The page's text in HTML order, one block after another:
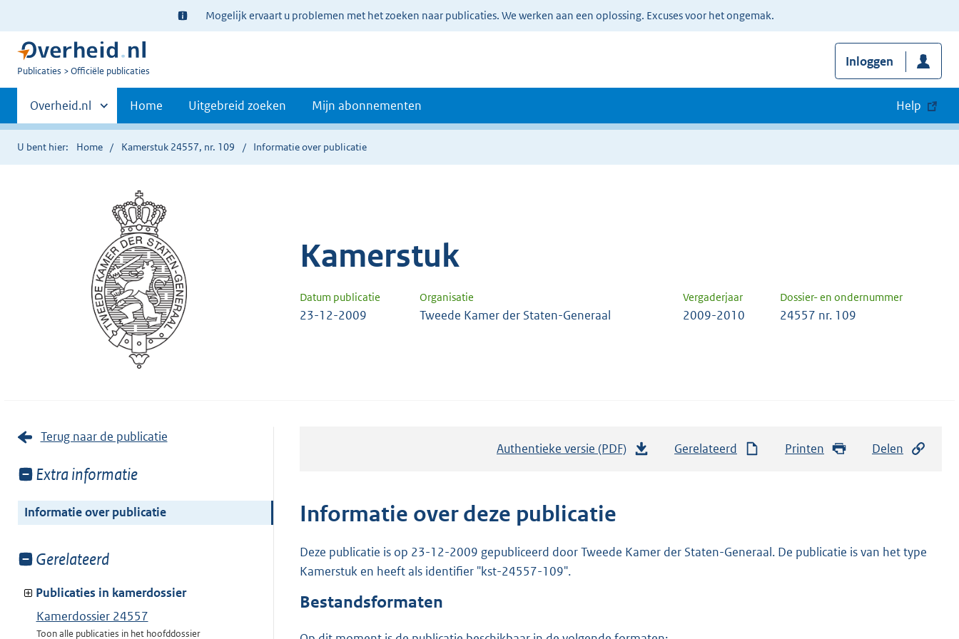
Ter
informatie:
Mogelijk ervaart u problemen met het zoeken naar publicaties. We werken aan een oplossing. Excuses voor het ongemak.
U
Publicaties Officiële publicaties
Inloggen
Primaire
navigatie
Andere
sites
binnen
Overheid.nl Home Uitgebreid zoeken Mijn abonnementen Help
U bent hier: Home Kamerstuk 24557, nr. 109 Informatie over publicatie
Kamerstuk
Datum publicatie Organisatie Vergaderjaar Dossier- en ondernummer
23-12-2009 Tweede Kamer der Staten-Generaal 2009-2010 24557 nr. 109
Terug naar de publicatie
Toon
van:
Extra informatie
Informatie over publicatie
Toon
van:
Gerelateerd
Publicaties in kamerdossier
Kamerdossier 24557
Toon alle publicaties in het hoofddossier
Authentieke versie (PDF)
n
Gerelateerd Printen Delen
Informatie over deze publicatie
Deze publicatie is op 23-12-2009 gepubliceerd door Tweede Kamer der Staten-Generaal. De publicatie is van het type
Kamerstuk en heeft als identifier "kst-24557-109".
Bestandsformaten